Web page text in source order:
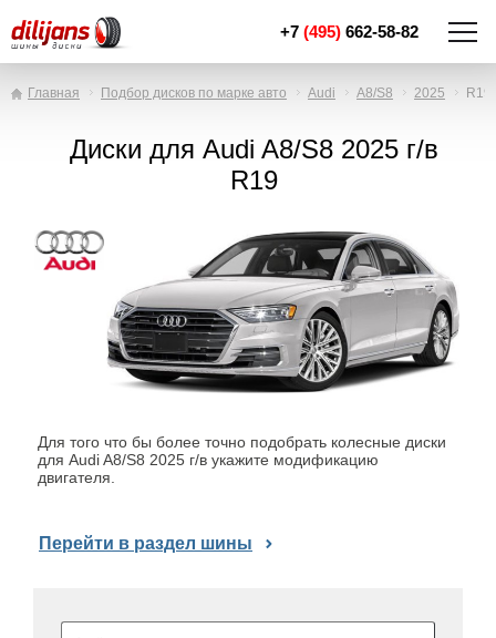
+7 (495) 662-58-82
Главная Подбор дисков по марке авто Audi A8/S8 2025 R19
Диски для Audi A8/S8 2025 г/в
R19
Для того что бы более точно подобрать колесные диски
для Audi A8/S8 2025 г/в укажите модификацию
двигателя.
Перейти в раздел шины